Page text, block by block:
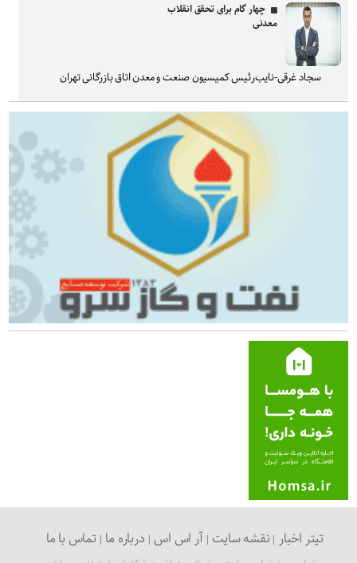
چهار گام برای تحقق انقلاب
معدنی
سجاد غرقی-نایب‌رئیس کمیسیون صنعت و معدن اتاق بازرگانی تهران
تیتر اخبار نقشه سایت آر اس اس درباره ما تماس با ما